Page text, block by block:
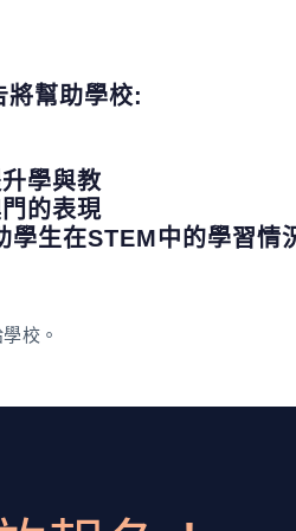
將幫助學校:
學與教
的表現
學生在STEM中的學習情
校。